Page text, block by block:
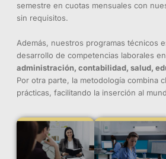
semestre en cuotas mensuales con
sin requisitos.
Además, nuestros programas técnicos
desarrollo de competencias laborales
administración, contabilidad, salud,
Por otra parte, la metodología combina
prácticas, facilitando la inserción al